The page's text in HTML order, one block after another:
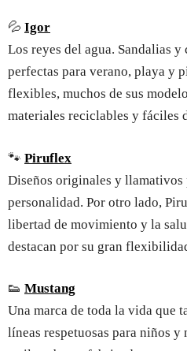
💦 Igor
Los reyes del agua. Sandalias y
perfectas para verano, playa y
flexibles, muchos de sus
materiales reciclables y fáciles
🐾 Piruflex
Diseños originales y llamativos
personalidad. Por otro lado,
libertad de movimiento y la
destacan por su gran
👟 Mustang
Una marca de toda la vida que
líneas respetuosas para niños y